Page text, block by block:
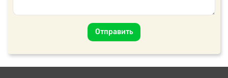
Отправить